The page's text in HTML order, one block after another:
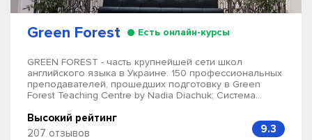
Green Forest Есть онлайн-курсы
GREEN FOREST - часть крупнейшей сети школ
английского языка в Украине. 150 профессиональных
преподавателей, прошедших подготовку в Green
Forest Teaching Centre by Nadia Diachuk; Система...
Высокий рейтинг
207 отзывов
9.3